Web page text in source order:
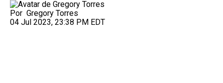
Por Gregory Torres
04 Jul 2023, 23:38 PM EDT